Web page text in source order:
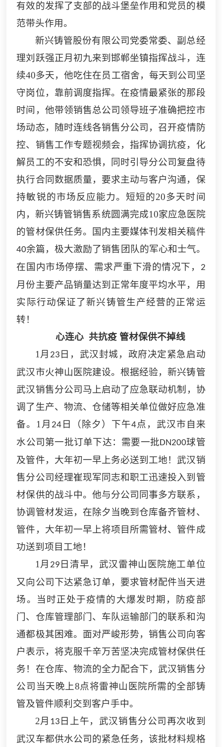
有效的发挥了支部的战斗堡垒作用和党员的模
范带头作用。
新兴铸管股份有限公司党委常委、副总经
理刘跃强正月初九来到邯郸坐镇指挥战斗，连
续40多天，他吃住在员工宿舍，每天到公司坚
守岗位，靠前调度指挥。在疫情最紧张的那段
时间，他带领销售总公司领导班子准确把控市
场动态，随时连线各销售分公司，召开疫情防
控、销售工作专题视频会，指挥协调抗疫，化
解员工的不安和恐惧，同时引导分公司复盘待
执行合同数据质量，要求主动与客户沟通，保
持敏锐的市场反应能力。短短的20多天时间
内，新兴铸管销售系统圆满完成10家应急医院
的管材保供任务。国内主要媒体刊发相关稿件
40余篇，极大激励了销售团队的军心和士气。
在国内市场停摆、需求严重下滑的情况下， 2
月份主要产品销量达到正常年度平均水平，用
实际行动保证了新兴铸管生产经营的正常运
转！
心连心 共抗疫 管材保供不掉线
1 月 23 日，武汉封城，政府决定紧急启动
武汉市火神山医院建设。根据经验，新兴铸管
武汉销售分公司马上启动了应急联动机制 ，协
调了生产、物流、仓储等相关单位做好应急准
备。 1 月 24 日（除夕）下午4点，武汉市自来
水公司第一批订单下达：需要一批DN200球管
及管件，大年初一早上务必送到工地！ 武汉销
售分公司经理崔现军同志和职工迅速投入到管
材保供的战斗中。他与分公司同事多方联系，
协调管材发运，在除夕当晚到仓库备齐管材、
管件，大年初一早上将项目所需管材、管件成
功送到项目工地！
1 月 29 日清早，武汉雷神山医院施工单位
又向公司下达紧急订单，要求管材配件当天进
场。当时正处于疫情的大爆发时期，防疫部
门、仓库管理部门、车队运输部门的联系和沟
通都极其困难。面对严峻形势，销售公司向客
户表示，将克服千辛万苦坚决完成管材保供任
务！在仓库、物流的全力配合下，武汉销售分
公司当天晚上8点将雷神山医院所需的全部铸
管及管件顺利交到客户手中。
2月 13 日上午，武汉销售分公司再次收到
武汉车都供水公司的紧急任务，该批材料规格